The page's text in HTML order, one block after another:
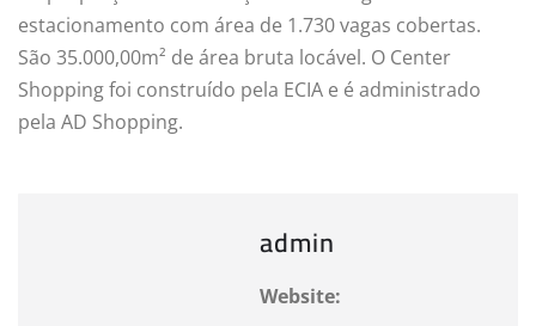
estacionamento com área de 1.730 vagas cobertas.
São 35.000,00m² de área bruta locável. O Center
Shopping foi construído pela ECIA e é administrado
pela AD Shopping.
admin
Website: